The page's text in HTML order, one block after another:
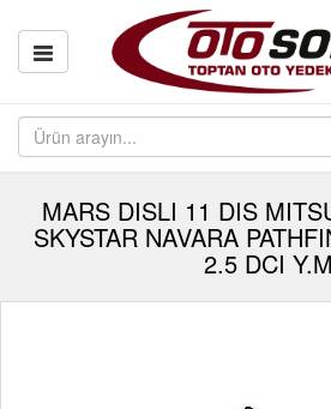
MARS DISLI 11 DIS
SKYSTAR NAVARA
2.5 DCI Y.M